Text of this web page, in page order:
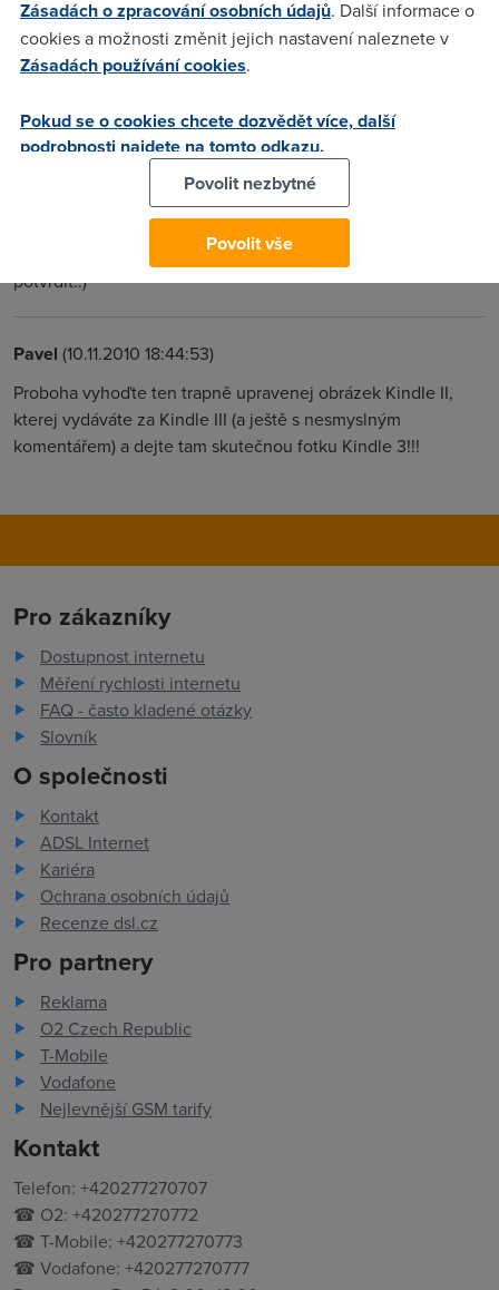
barevny tu bude co nevidet...
Martináč(21.9.2010 22:33:10)
Srovnávat Ipad s Kindlem se opravdu nedá, jinak řečeno,
zařízení jako je Ipad nemůže úspěch čteček nijak ohrozit,
protože nedisponují elektronickým papírem, ze kterého
nebolí oči, protože obrazovka vůbec nezáří. I když na Ipadu
ztlumíte jas a kontrast, oči to stejně po delší době poznají a
budou protestovat. To můžu jako náruživý čtenář jenom
potvrdit.:)
Pavel (10.11.2010 18:44:53)
Proboha vyhoďte ten trapně upravenej obrázek Kindle II,
kterej vydáváte za Kindle III (a ještě s nesmyslným
komentářem) a dejte tam skutečnou fotku Kindle 3!!!
Pro zákazníky
Dostupnost internetu
Měření rychlosti internetu
FAQ - často kladené otázky
Slovník
O společnosti
Kontakt
ADSL Internet
Kariéra
Ochrana osobních údajů
Recenze dsl.cz
Pro partnery
Reklama
O2 Czech Republic
T-Mobile
Vodafone
Nejlevnější GSM tarify
Kontakt
Telefon: +420277270707
☎ O2: +420277270772
☎ T-Mobile: +420277270773
☎ Vodafone: +420277270777
Zásadách o zpracování osobních údajů. Další informace o
cookies a možnosti změnit jejich nastavení naleznete v
Zásadách používání cookies.
Pokud se o cookies chcete dozvědět více, další
podrobnosti najdete na tomto odkazu.
Povolit nezbytné
Povolit vše